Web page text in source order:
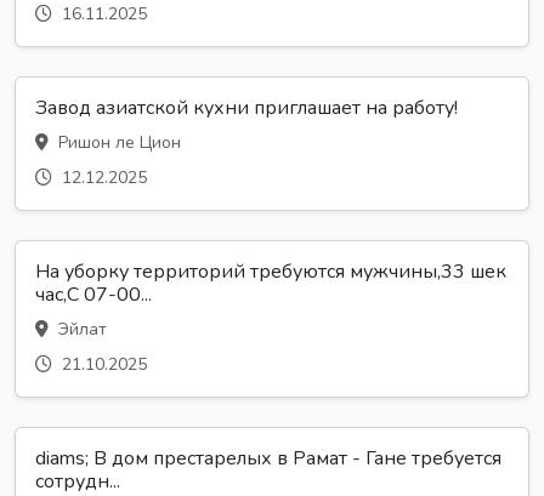
16.11.2025
Завод азиатской кухни приглашает на работу!
Ришон ле Цион
12.12.2025
На уборку территорий требуются мужчины,33 шек
час,С 07-00...
Эйлат
21.10.2025
diams; В дом престарелых в Рамат - Гане требуется
сотрудн...